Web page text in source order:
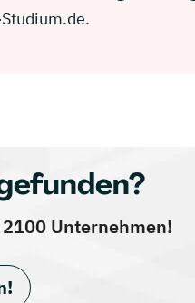
Unternehmen!